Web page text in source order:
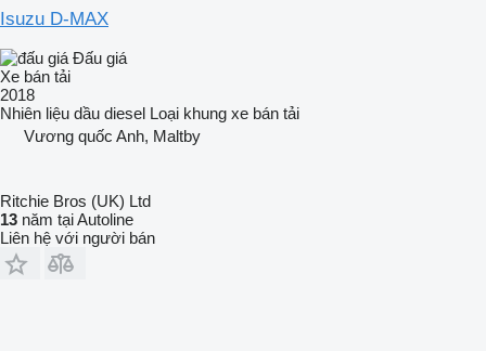
Isuzu D-MAX
Đấu giá
Xe bán tải
2018
Nhiên liệu dầu diesel Loại khung xe bán tải
Vương quốc Anh, Maltby
Ritchie Bros (UK) Ltd
13 năm tại Autoline
Liên hệ với người bán